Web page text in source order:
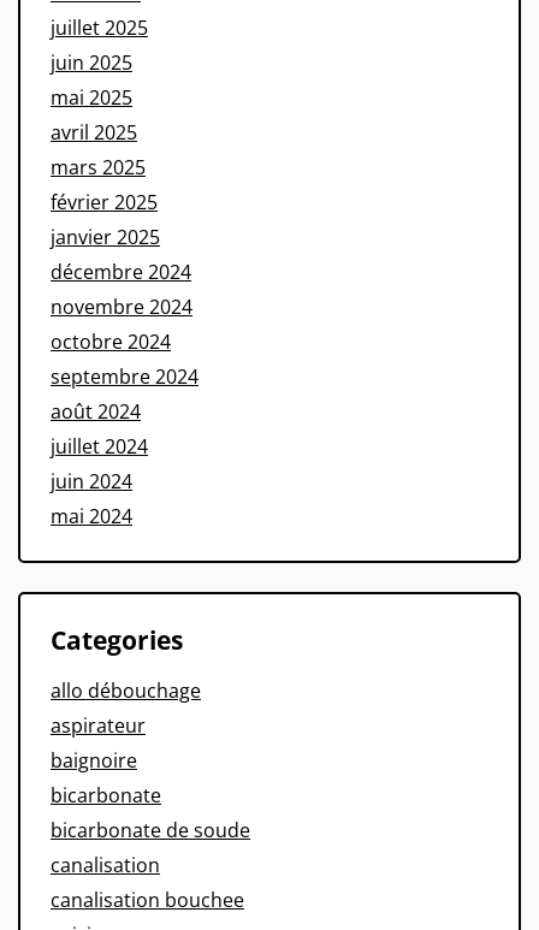
juillet 2025
juin 2025
mai 2025
avril 2025
mars 2025
février 2025
janvier 2025
décembre 2024
novembre 2024
octobre 2024
septembre 2024
août 2024
juillet 2024
juin 2024
mai 2024
Categories
allo débouchage
aspirateur
baignoire
bicarbonate
bicarbonate de soude
canalisation
canalisation bouchee